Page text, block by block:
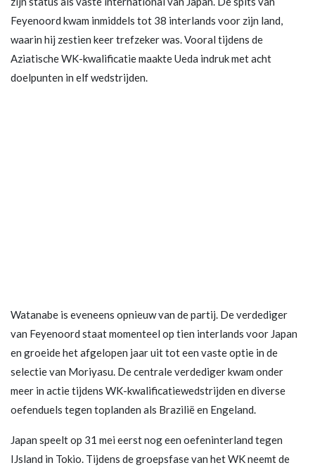
Feyenoord kwam inmiddels tot 38 interlands voor zijn land,
waarin hij zestien keer trefzeker was. Vooral tijdens de
Aziatische WK-kwalificatie maakte Ueda indruk met acht
doelpunten in elf wedstrijden.
Watanabe is eveneens opnieuw van de partij. De verdediger
van Feyenoord staat momenteel op tien interlands voor Japan
en groeide het afgelopen jaar uit tot een vaste optie in de
selectie van Moriyasu. De centrale verdediger kwam onder
meer in actie tijdens WK-kwalificatiewedstrijden en diverse
oefenduels tegen toplanden als Brazilië en Engeland.
Japan speelt op 31 mei eerst nog een oefeninterland tegen
IJsland in Tokio. Tijdens de groepsfase van het WK neemt de